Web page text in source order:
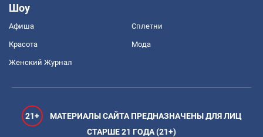
Шоу
Афиша Сплетни
Красота Мода
Женский Журнал
21+
МАТЕРИАЛЫ САЙТА ПРЕДНАЗНАЧЕНЫ ДЛЯ ЛИЦ
СТАРШЕ 21 ГОДА (21+)